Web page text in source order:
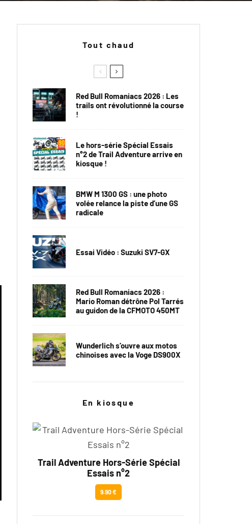
Tout chaud
Red Bull Romaniacs 2026 : Les
trails ont révolutionné la course
!
Le hors-série Spécial Essais
n°2 de Trail Adventure arrive en
kiosque !
BMW M 1300 GS : une photo
volée relance la piste d’une GS
radicale
Essai Vidéo : Suzuki SV7-GX
Red Bull Romaniacs 2026 :
Mario Roman détrône Pol Tarrés
au guidon de la CFMOTO 450MT
Wunderlich s’ouvre aux motos
chinoises avec la Voge DS900X
En kiosque
Trail Adventure Hors-Série Spécial
Essais n°2
9.90 €